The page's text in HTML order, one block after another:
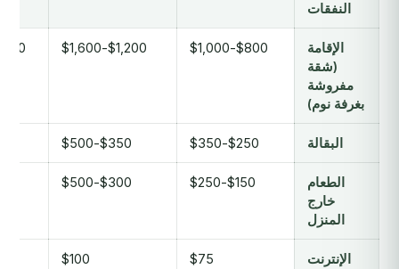
النفقات
الإقامة
(شقة
مفروشة
بغرفة نوم)
$800-$1,000
$1,200-$1,600
$3,000
البقالة $250-$350
$350-$500
الطعام
خارج
المنزل
$150-$250
$300-$500
الإنترنت
$75
$100